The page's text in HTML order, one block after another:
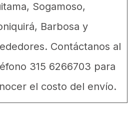
Sogamoso,
Barbosa y
Contáctanos al
315 6266703 para
el costo del envío.